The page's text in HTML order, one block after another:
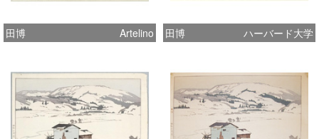
田博 Artelino 田博 ハーバード大学